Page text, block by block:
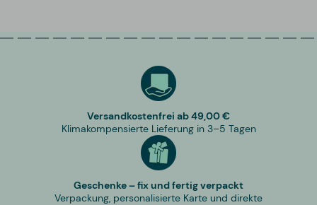
Versandkostenfrei ab 49,00 €
Klimakompensierte Lieferung in 3–5 Tagen
Geschenke – fix und fertig verpackt
Verpackung, personalisierte Karte und direkte